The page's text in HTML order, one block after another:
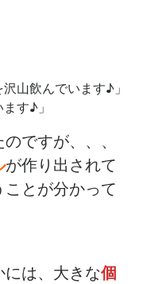
山飲んでいます♪」
す♪」
ですが、、、
が作り出されて
とが分かって
は、大きな個